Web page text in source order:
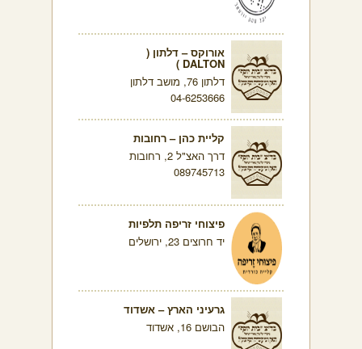
אורוקס – דלתון (
DALTON )
דלתון 76, מושב דלתון
04-6253666
קליית כהן – רחובות
דרך האצ"ל 2, רחובות
089745713
פיצוחי זריפה תלפיות
יד חרוצים 23, ירושלים
גרעיני הארץ – אשדוד
הבושם 16, אשדוד